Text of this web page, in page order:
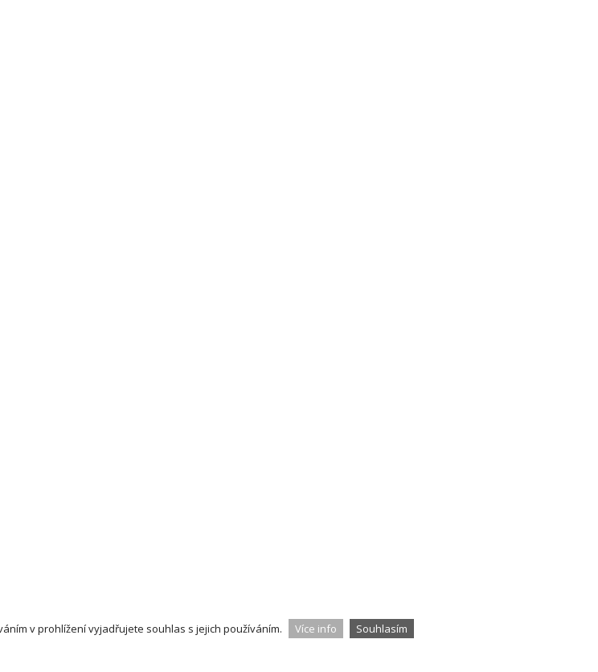
v prohlížení vyjadřujete souhlas s jejich používáním. Více info Souhlasím